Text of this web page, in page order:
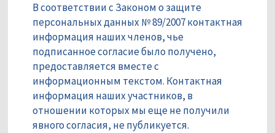
В соответствии с Законом о защите
персональных данных № 89/2007 контактная
информация наших членов, чье
подписанное согласие было получено,
предоставляется вместе с
информационным текстом. Контактная
информация наших участников, в
отношении которых мы еще не получили
явного согласия, не публикуется.